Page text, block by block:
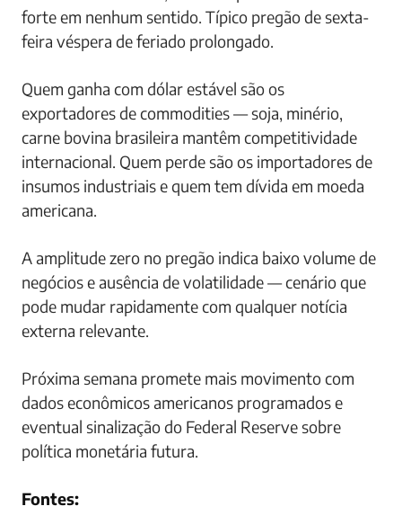
forte em nenhum sentido. Típico pregão de sexta-
feira véspera de feriado prolongado.
Quem ganha com dólar estável são os
exportadores de commodities — soja, minério,
carne bovina brasileira mantêm competitividade
internacional. Quem perde são os importadores de
insumos industriais e quem tem dívida em moeda
americana.
A amplitude zero no pregão indica baixo volume de
negócios e ausência de volatilidade — cenário que
pode mudar rapidamente com qualquer notícia
externa relevante.
Próxima semana promete mais movimento com
dados econômicos americanos programados e
eventual sinalização do Federal Reserve sobre
política monetária futura.
Fontes: